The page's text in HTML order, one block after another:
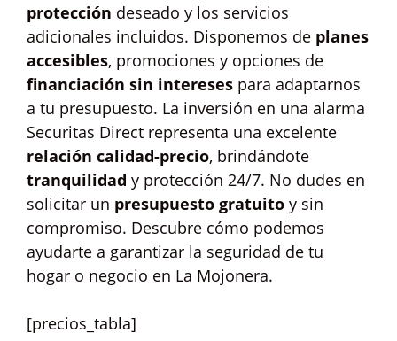
protección deseado y los servicios
adicionales incluidos. Disponemos de planes
accesibles, promociones y opciones de
financiación sin intereses para adaptarnos
a tu presupuesto. La inversión en una alarma
Securitas Direct representa una excelente
relación calidad-precio, brindándote
tranquilidad y protección 24/7. No dudes en
solicitar un presupuesto gratuito y sin
compromiso. Descubre cómo podemos
ayudarte a garantizar la seguridad de tu
hogar o negocio en La Mojonera.
[precios_tabla]